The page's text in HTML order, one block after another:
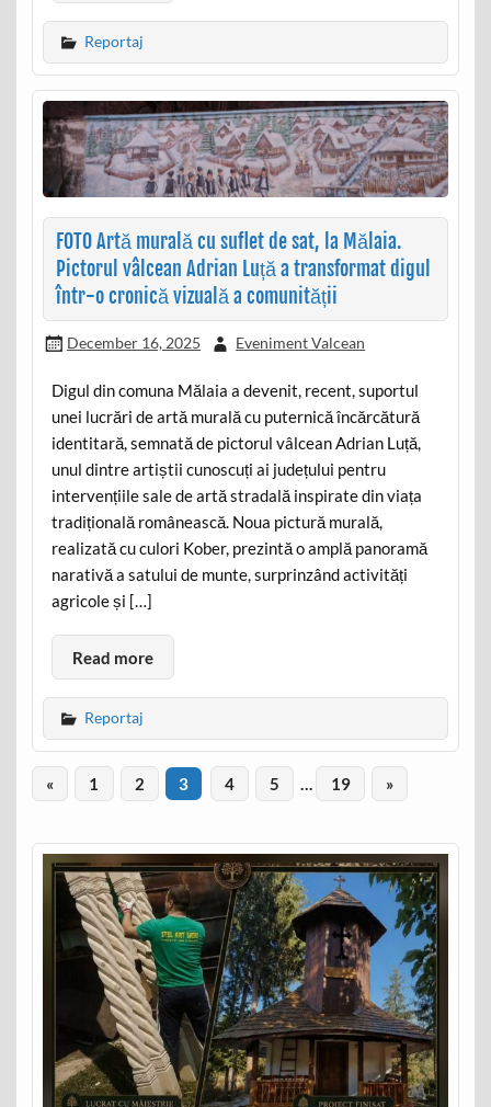
Reportaj
FOTO Artă murală cu suflet de sat, la Mălaia.
Pictorul vâlcean Adrian Luță a transformat digul
într-o cronică vizuală a comunității
December 16, 2025 Eveniment Valcean
Digul din comuna Mălaia a devenit, recent, suportul
unei lucrări de artă murală cu puternică încărcătură
identitară, semnată de pictorul vâlcean Adrian Luță,
unul dintre artiștii cunoscuți ai județului pentru
intervențiile sale de artă stradală inspirate din viața
tradițională românească. Noua pictură murală,
realizată cu culori Kober, prezintă o amplă panoramă
narativă a satului de munte, surprinzând activități
agricole și […]
Read more
Reportaj
« 1 2 3 4 5 … 19 »